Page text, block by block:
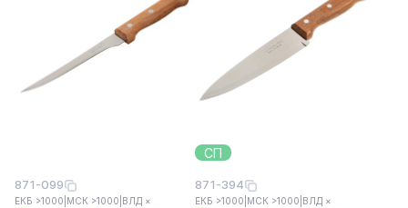
871-099
ЕКБ >1000 МСК >1000 ВЛД ×
СП
871-394
ЕКБ >1000 МСК >1000 ВЛД ×